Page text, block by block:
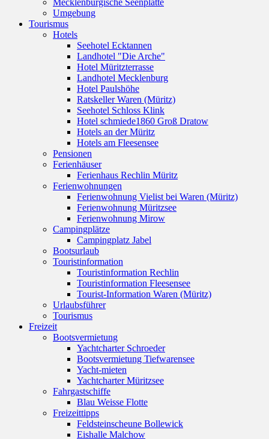
Mecklenburgische Seenplatte
Umgebung
Tourismus
Hotels
Seehotel Ecktannen
Landhotel "Die Arche"
Hotel Müritzterrasse
Landhotel Mecklenburg
Hotel Paulshöhe
Ratskeller Waren (Müritz)
Seehotel Schloss Klink
Hotel schmiede1860 Groß Dratow
Hotels an der Müritz
Hotels am Fleesensee
Pensionen
Ferienhäuser
Ferienhaus Rechlin Müritz
Ferienwohnungen
Ferienwohnung Vielist bei Waren (Müritz)
Ferienwohnung Müritzsee
Ferienwohnung Mirow
Campingplätze
Campingplatz Jabel
Bootsurlaub
Touristinformation
Touristinformation Rechlin
Touristinformation Fleesensee
Tourist-Information Waren (Müritz)
Urlaubsführer
Tourismus
Freizeit
Bootsvermietung
Yachtcharter Schroeder
Bootsvermietung Tiefwarensee
Yacht-mieten
Yachtcharter Müritzsee
Fahrgastschiffe
Blau Weisse Flotte
Freizeittipps
Feldsteinscheune Bollewick
Eishalle Malchow